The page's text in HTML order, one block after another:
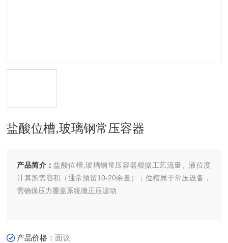
盐酸位槽,玻璃钢常压容器
产品简介：盐酸位槽,玻璃钢常压容器根据工艺流量、液位度
计算所需容积（通常预留10-20余量）；位槽属于常压设备，
需确保压力覆盖系统微正压波动
产品价格：面议